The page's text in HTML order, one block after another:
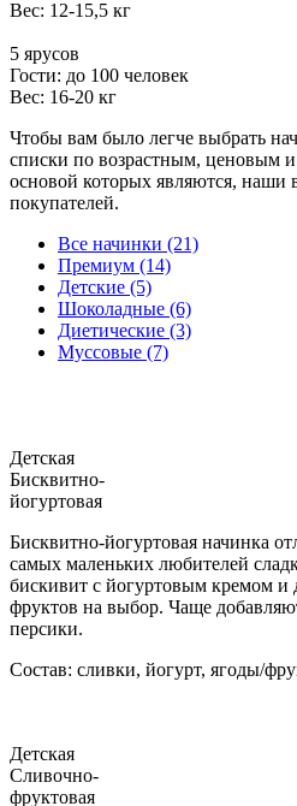
Вес: 12-15,5 кг
5 ярусов
Гости: до 100 человек
Вес: 16-20 кг
Чтобы вам было легче выбрать
списки по возрастным, ценовым
основой которых являются,
покупателей.
Все начинки (21)
Премиум (14)
Детские (5)
Шоколадные (6)
Диетические (3)
Муссовые (7)
Детская
Бисквитно-
йогуртовая
Бисквитно-йогуртовая начинка
самых маленьких любителей
бискивит с йогуртовым кремом и
фруктов на выбор. Чаще
персики.
Состав: сливки, йогурт, ягоды/
Детская
Сливочно-
фруктовая